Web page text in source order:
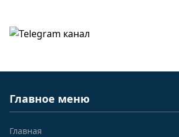
Главное меню
Главная